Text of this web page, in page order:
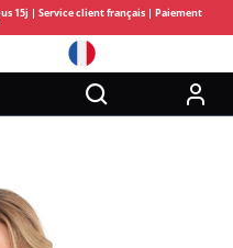
15j | Service client français | Paiement